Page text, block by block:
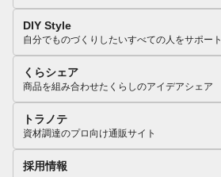
DIY Style
自分でものづくりしたいすべての人をサポート
くらシェア
商品を組み合わせたくらしのアイデアシェア
トラノテ
資材調達のプロ向け通販サイト
採用情報